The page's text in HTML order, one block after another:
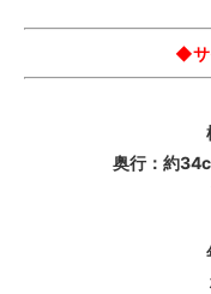
◆サ
奥行：約